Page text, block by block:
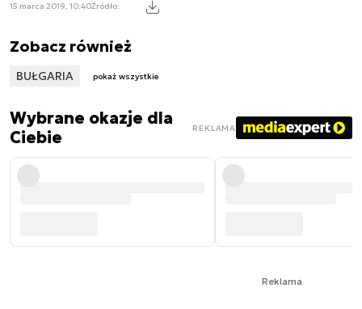
15 marca 2019, 10:40Źródło:
Zobacz również
BUŁGARIA pokaż wszystkie
Wybrane okazje dla
Ciebie
REKLAMA
Reklama